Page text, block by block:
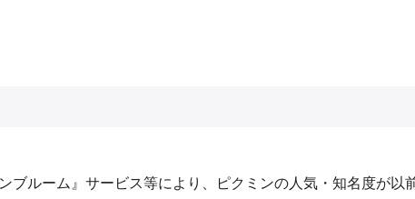
ブルーム』サービス等により、ピクミンの人気・知名度が以